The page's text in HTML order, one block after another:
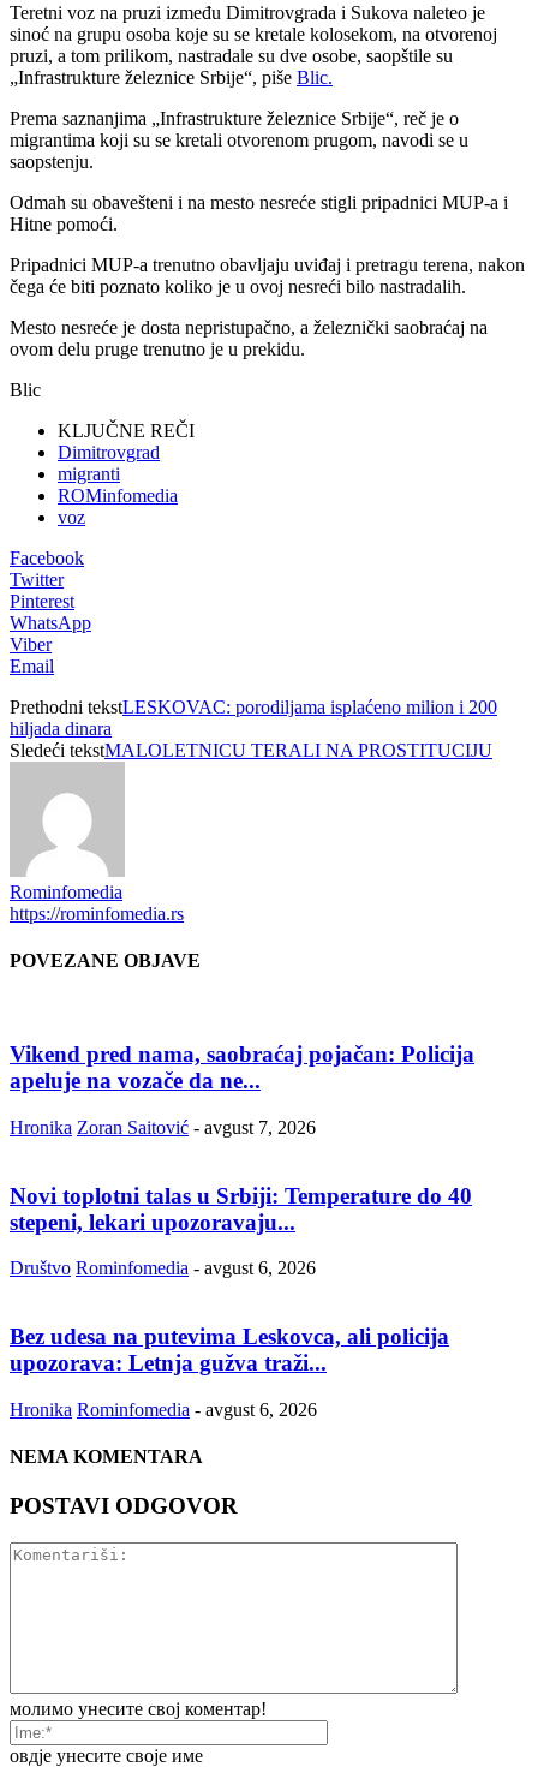
Teretni voz na pruzi između Dimitrovgrada i Sukova naleteo je
sinoć na grupu osoba koje su se kretale kolosekom, na otvorenoj
pruzi, a tom prilikom, nastradale su dve osobe, saopštile su
„Infrastrukture železnice Srbije“, piše Blic.
Prema saznanjima „Infrastrukture železnice Srbije“, reč je o
migrantima koji su se kretali otvorenom prugom, navodi se u
saopstenju.
Odmah su obavešteni i na mesto nesreće stigli pripadnici MUP-a i
Hitne pomoći.
Pripadnici MUP-a trenutno obavljaju uviđaj i pretragu terena, nakon
čega će biti poznato koliko je u ovoj nesreći bilo nastradalih.
Mesto nesreće je dosta nepristupačno, a železnički saobraćaj na
ovom delu pruge trenutno je u prekidu.
Blic
KLJUČNE REČI
Dimitrovgrad
migranti
ROMinfomedia
voz
Facebook
Twitter
Pinterest
WhatsApp
Viber
Email
Prethodni tekstLESKOVAC: porodiljama isplaćeno milion i 200
hiljada dinara
Sledeći tekstMALOLETNICU TERALI NA PROSTITUCIJU
Rominfomedia
https://rominfomedia.rs
POVEZANE OBJAVE
Vikend pred nama, saobraćaj pojačan: Policija
apeluje na vozače da ne...
Hronika Zoran Saitović - avgust 7, 2026
Novi toplotni talas u Srbiji: Temperature do 40
stepeni, lekari upozoravaju...
Društvo Rominfomedia - avgust 6, 2026
Bez udesa na putevima Leskovca, ali policija
upozorava: Letnja gužva traži...
Hronika Rominfomedia - avgust 6, 2026
NEMA KOMENTARA
POSTAVI ODGOVOR
молимо унесите свој коментар!
овдје унесите своје име